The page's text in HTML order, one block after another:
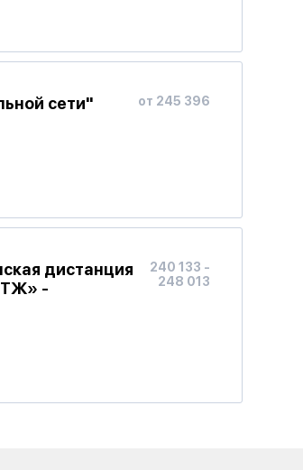
сети"
от 245 396
дистанция
-
240 133 -
248 013